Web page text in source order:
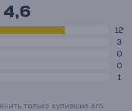
4,6
12
3
0
0
1
только купившие его